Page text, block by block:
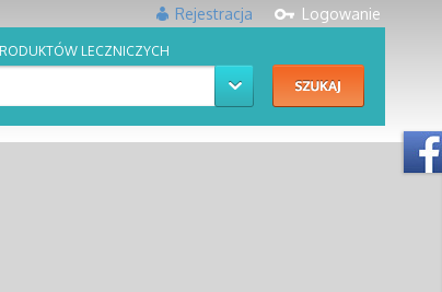
Logowanie
Rejestracja
LECZNICZYCH